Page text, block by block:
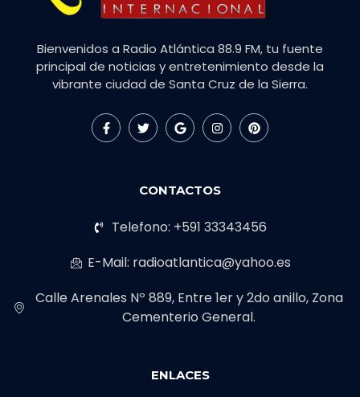
Bienvenidos a Radio Atlántica 88.9 FM, tu fuente
principal de noticias y entretenimiento desde la
vibrante ciudad de Santa Cruz de la Sierra.
CONTACTOS
Telefono: +591 33343456
E-Mail: radioatlantica@yahoo.es
Calle Arenales Nº 889, Entre 1er y 2do anillo, Zona
Cementerio General.
ENLACES